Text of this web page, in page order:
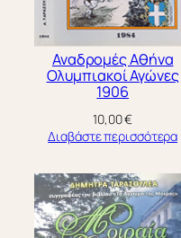
Αναδρομές Αθήνα
Ολυμπιακοί Αγώνες
1906
10,00€
Διαβάστε περισσότερα